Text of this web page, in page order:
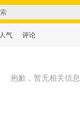
人气 评论
抱歉，暂无相关信息